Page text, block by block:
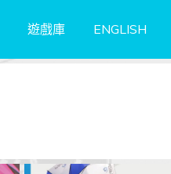
遊戲庫 ENGLISH